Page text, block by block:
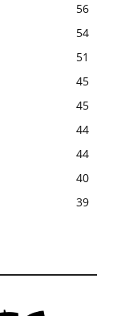
56
54
51
45
45
44
44
40
39